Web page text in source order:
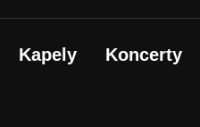
Kapely Koncerty